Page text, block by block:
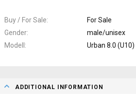
Buy / For Sale For Sale
Gender
male/unisex
Modell
Urban 8.0 (U10)
ADDITIONAL INFORMATION